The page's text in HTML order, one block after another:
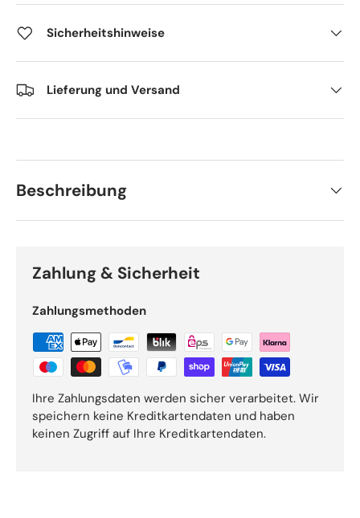
Sicherheitshinweise
Lieferung und Versand
Beschreibung
Zahlung & Sicherheit
Zahlungsmethoden
Ihre Zahlungsdaten werden sicher verarbeitet. Wir
speichern keine Kreditkartendaten und haben
keinen Zugriff auf Ihre Kreditkartendaten.